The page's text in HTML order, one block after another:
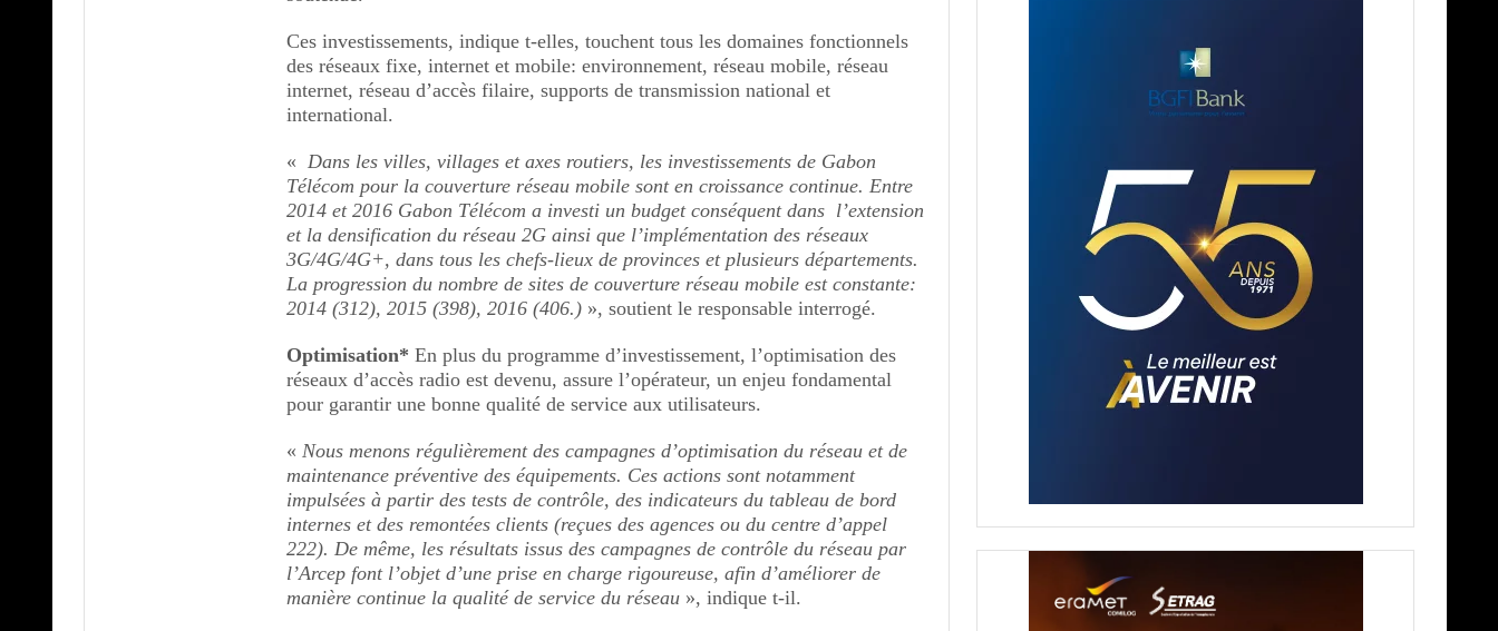
Ces investissements, indique t-elles, touchent tous les domaines fonctionnels
des réseaux fixe, internet et mobile: environnement, réseau mobile, réseau
internet, réseau d’accès filaire, supports de transmission national et
international.
« Dans les villes, villages et axes routiers, les investissements de Gabon
Télécom pour la couverture réseau mobile sont en croissance continue. Entre
2014 et 2016 Gabon Télécom a investi un budget conséquent dans l’extension
et la densification du réseau 2G ainsi que l’implémentation des réseaux
3G/4G/4G+, dans tous les chefs-lieux de provinces et plusieurs départements.
La progression du nombre de sites de couverture réseau mobile est constante:
2014 (312), 2015 (398), 2016 (406.) », soutient le responsable interrogé.
Optimisation* En plus du programme d’investissement, l’optimisation des
réseaux d’accès radio est devenu, assure l’opérateur, un enjeu fondamental
pour garantir une bonne qualité de service aux utilisateurs.
« Nous menons régulièrement des campagnes d’optimisation du réseau et de
maintenance préventive des équipements. Ces actions sont notamment
impulsées à partir des tests de contrôle, des indicateurs du tableau de bord
internes et des remontées clients (reçues des agences ou du centre d’appel
222). De même, les résultats issus des campagnes de contrôle du réseau par
l’Arcep font l’objet d’une prise en charge rigoureuse, afin d’améliorer de
manière continue la qualité de service du réseau », indique t-il.